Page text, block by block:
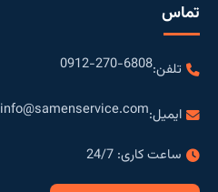
تماس
تلفن:0912-270-6808
ایمیل:info@samenservice.com
ساعت کاری: 24/7